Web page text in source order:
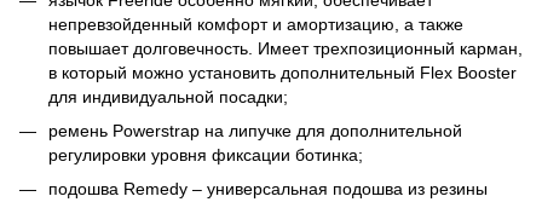
непревзойденный комфорт и амортизацию, а также
повышает долговечность. Имеет трехпозиционный карман,
в который можно установить дополнительный Flex Booster
для индивидуальной посадки;
ремень Powerstrap на липучке для дополнительной
регулировки уровня фиксации ботинка;
подошва Remedy – универсальная подошва из резины